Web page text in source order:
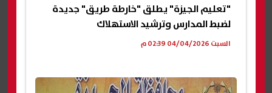
"تعليم الجيزة" يطلق "خارطة طريق" جديدة
لضبط المدارس وترشيد الاستهلاك
السبت 04/04/2026 02:39 م